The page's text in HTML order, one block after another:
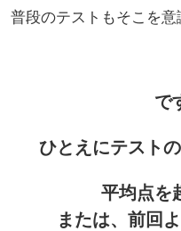
普段のテストもそこを
で
ひとえにテスト
平均点を
または、前回